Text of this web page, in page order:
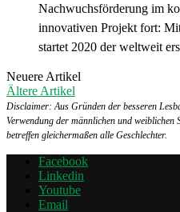
Nachwuchsförderung im
innovativen Projekt fort:
startet 2020 der weltweit
Neuere Artikel
Ältere Artikel
Disclaimer: Aus Gründen der besseren
Verwendung der männlichen und weiblichen
betreffen gleichermaßen alle Geschlechter.
Facebook
Linkedin
Youtube
Email